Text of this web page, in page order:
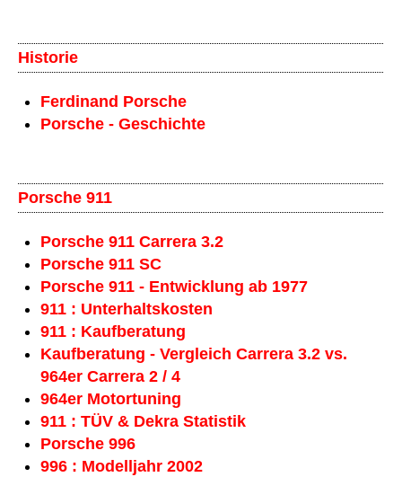
Historie
Ferdinand Porsche
Porsche - Geschichte
Porsche 911
Porsche 911 Carrera 3.2
Porsche 911 SC
Porsche 911 - Entwicklung ab 1977
911 : Unterhaltskosten
911 : Kaufberatung
Kaufberatung - Vergleich Carrera 3.2 vs.
964er Carrera 2 / 4
964er Motortuning
911 : TÜV & Dekra Statistik
Porsche 996
996 : Modelljahr 2002